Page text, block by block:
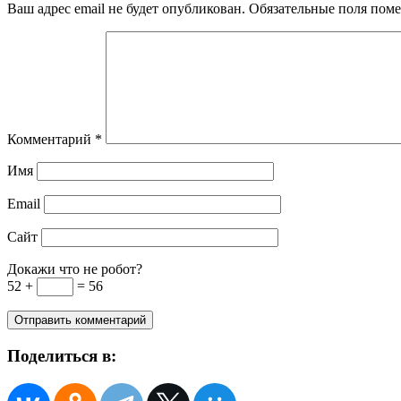
Ваш адрес email не будет опубликован. Обязательные поля
Комментарий *
Имя
Email
Сайт
Докажи что не робот?
52 +
= 56
Поделиться в: